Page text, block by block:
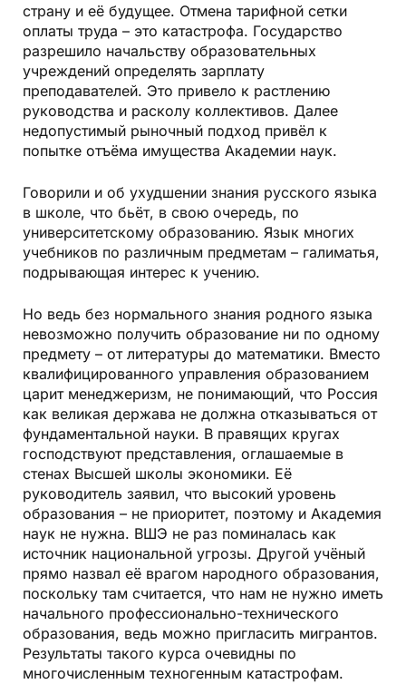
страну и её будущее. Отмена тарифной сетки
оплаты труда – это катастрофа. Государство
разрешило начальству образовательных
учреждений определять зарплату
преподавателей. Это привело к растлению
руководства и расколу коллективов. Далее
недопустимый рыночный подход привёл к
попытке отъёма имущества Академии наук.
Говорили и об ухудшении знания русского языка
в школе, что бьёт, в свою очередь, по
университетскому образованию. Язык многих
учебников по различным предметам – галиматья,
подрывающая интерес к учению.
Но ведь без нормального знания родного языка
невозможно получить образование ни по одному
предмету – от литературы до математики. Вместо
квалифицированного управления образованием
царит менеджеризм, не понимающий, что Россия
как великая держава не должна отказываться от
фундаментальной науки. В правящих кругах
господствуют представления, оглашаемые в
стенах Высшей школы экономики. Её
руководитель заявил, что высокий уровень
образования – не приоритет, поэтому и Академия
наук не нужна. ВШЭ не раз поминалась как
источник национальной угрозы. Другой учёный
прямо назвал её врагом народного образования,
поскольку там считается, что нам не нужно иметь
начального профессионально-технического
образования, ведь можно пригласить мигрантов.
Результаты такого курса очевидны по
многочисленным техногенным катастрофам.